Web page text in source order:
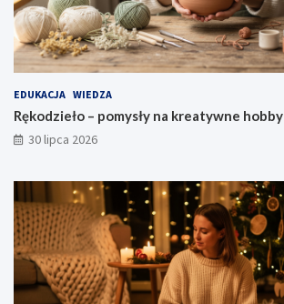
EDUKACJA WIEDZA
Rękodzieło – pomysły na kreatywne hobby
30 lipca 2026